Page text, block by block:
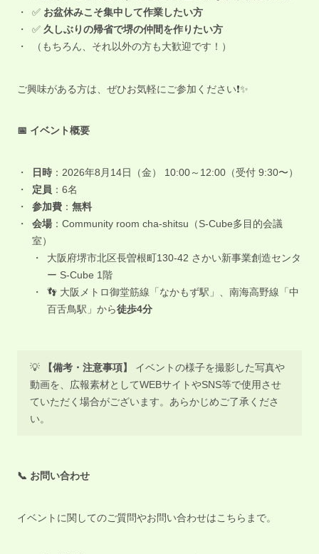
✅ お盆休みこそ集中して作業したい方
✅ 久しぶりの帰省で堺の仲間を作りたい方
（もちろん、それ以外の方も大歓迎です！）
ご興味がある方は、ぜひお気軽にご参加ください❗️✨
📅 イベント概要
日時 ：2026年8月14日（金） 10:00～12:00（受付 9:30〜）
定員 ：6名
参加費 ： 無料
会場 ：Community room cha-shitsu（S-Cube多目的会議
室）
大阪府堺市北区長曽根町130-42 さかい新事業創造センタ
ー S-Cube 1階
👣 大阪メトロ御堂筋線「なかもず駅」、南海高野線「中
百舌鳥駅」から徒歩4分
💡 【備考・注意事項】
イベントの様子を撮影した写真や
動画を、広報素材としてWEBサイトやSNS等で使用させ
ていただく場合がございます。あらかじめご了承くださ
い。
📞 お問い合わせ
イベントに関してのご質問やお問い合わせはこちらまで。